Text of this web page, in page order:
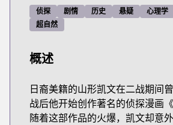
侦探 剧情 历史 悬疑 心理学
超自然
概述
日裔美籍的山形凯文在二战期间
战后他开始创作著名的侦探漫画《
随着这部作品的火爆，凯文却意